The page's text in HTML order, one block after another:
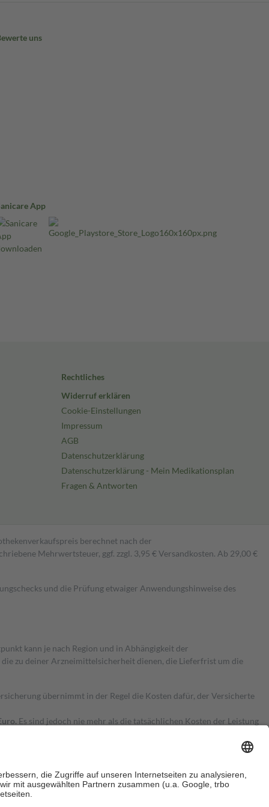
uns
App
Rechtliches
Widerruf erklären
Cookie-Einstellungen
Impressum
AGB
Datenschutzerklärung
Datenschutzerklärung - Mein Medikationsplan
Fragen & Antworten
berechnet nach der
Mehrwertsteuer, ggf. zzgl. 3,95 € Versandkosten. Ab 29,00 €
und die Prüfung etwaiger Anwendungshinweise des
kann je nach Region und in Abhängigkeit der
zu deiner Arzneimittelsicherheit dienen, die Lieferfrist um die
übernimmt in der Regel die Kosten dafür, der Versicherte
Es sind jedoch nie mehr als die tatsächlichen Kosten der Leistung
Zuzahlungen an bei: